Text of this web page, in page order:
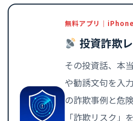
無料アプリ｜iPhone
投資詐欺
その投資話、本
や勧誘文句を入
の詐欺事例と危
「詐欺リスク」